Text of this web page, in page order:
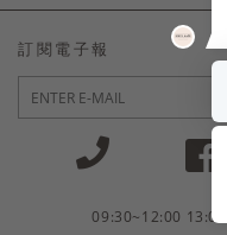
會員常見問題
訂單常見問題
商品售後服務
電子發票
LINE官方會員活動
訂閱電子報
09:30~12:00